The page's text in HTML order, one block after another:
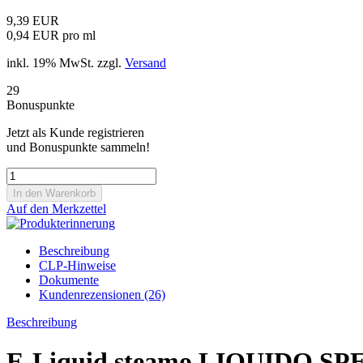
9,39 EUR
0,94 EUR pro ml
inkl. 19% MwSt. zzgl. Versand
29
Bonuspunkte
Jetzt als Kunde registrieren
und Bonuspunkte sammeln!
Auf den Merkzettel
Beschreibung
CLP-Hinweise
Dokumente
Kundenrezensionen (26)
Beschreibung